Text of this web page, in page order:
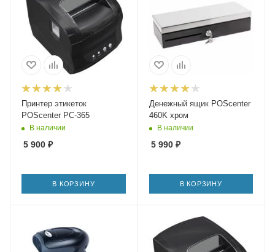
Принтер этикеток
POScenter PC-365
В наличии
5 900 ₽
В КОРЗИНУ
Денежный ящик POScenter
460K хром
В наличии
5 990₽
В КОРЗИНУ